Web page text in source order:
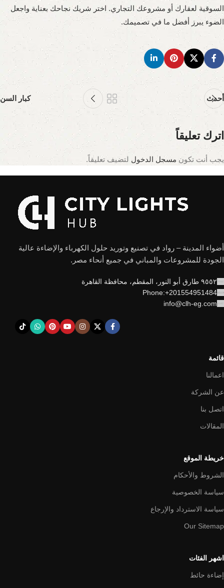
السوقية لعقارك أو مشروعك التجاري. اختر شريك نجاحك بعناية واجعل
الضوء يبرز أفضل ما في تصميمك.
أحدث كبار السن
اترك تعليقاً
يجب أنت تكون مسجل الدخول لتضيف تعليقاً.
أضواء المدينة – رواد في تصنيع وتوريد حلول الكهرباء والإضاءة عالية
الجودة للمشروعات والمباني في جميع أنحاء مصر.
٩٥٥٢ طارق أبو النور، المقطم، محافظة القاهرة
Phone:+201554951484
info@clh-eg.com
قائمة
اعمالنا
عن الشركة
اتصل بنا
المقالات
خريطة الموقع
الشروط والأحكام
سياسة الخصوصية
سياسة الاسترداد والإرجاع
Our Sitemap
اشهر الفئات
إضاءة حائط